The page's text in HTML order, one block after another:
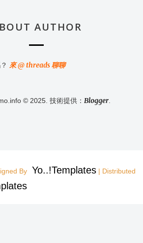
AUTHOR
來 @ threads 聊聊
© 2025. 技術提供： Blogger.
By Yo..!Templates | Distributed